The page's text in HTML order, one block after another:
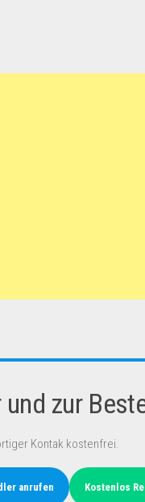
zur
Kontak kostenfrei.
anrufen Kostenlos